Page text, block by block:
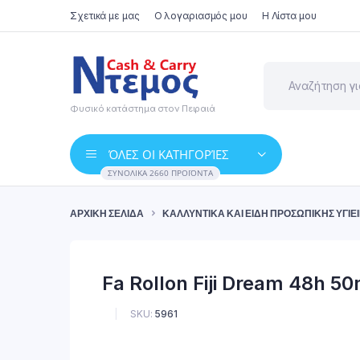
Σχετικά με μας Ο λογαριασμός μου Η Λίστα μου
Φυσικό κατάστημα στον Πειραιά
ΌΛΕΣ ΟΙ ΚΑΤΗΓΟΡΊΕΣ
ΣΥΝΟΛΙΚΆ 2660 ΠΡΟΪΌΝΤΑ
ΑΡΧΙΚΉ ΣΕΛΊΔΑ ΚΑΛΛΥΝΤΙΚΆ ΚΑΙ ΕΊΔΗ ΠΡΟΣΩΠΙΚΉΣ
Fa Rollon Fiji Dream 48h
SKU: 5961